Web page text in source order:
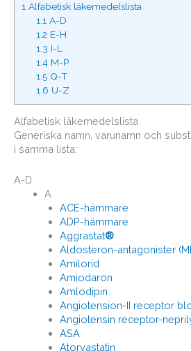
1 Alfabetisk läkemedelslista
1.1A-D
1.2E-H
1.3 I-L
1.4M-P
1.5Q-T
1.6 U-Z
Alfabetisk läkemedelslista
Generiska namn, varunamn och
i samma lista:
A-D
A
ACE-hämmare
ADP-hämmare
Aggrastat®
Aldosteron-antagonister
Amilorid
Amiodaron
Amlodipin
Angiotension-II receptor
Angiotensin receptor-
ASA
Atorvastatin